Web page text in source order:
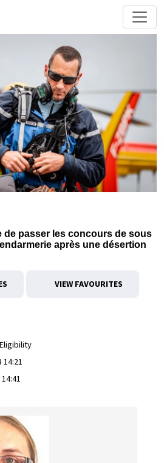
de passer les concours de sous
après une désertion
VIEW FAVOURITES
14:21